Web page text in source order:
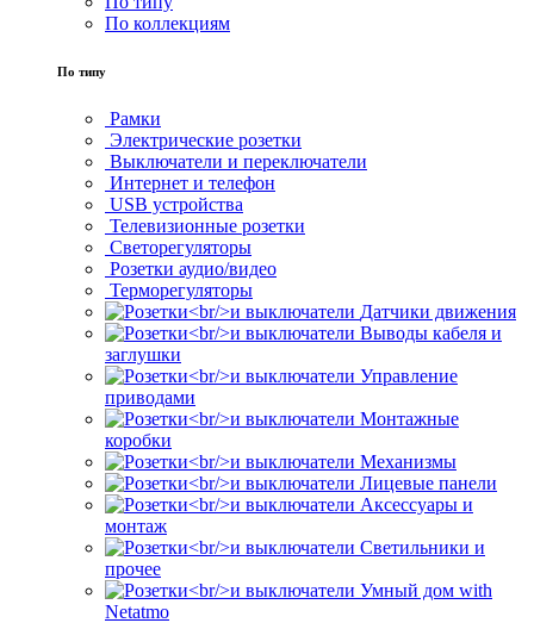
По коллекциям
По типу
Рамки
Электрические розетки
Выключатели и переключатели
Интернет и телефон
USB устройства
Телевизионные розетки
Светорегуляторы
Розетки аудио/видео
Терморегуляторы
Датчики движения
Выводы кабеля и
заглушки
Управление
приводами
Монтажные
коробки
Механизмы
Лицевые панели
Аксессуары и
монтаж
Светильники и
прочее
Умный дом with
Netatmo